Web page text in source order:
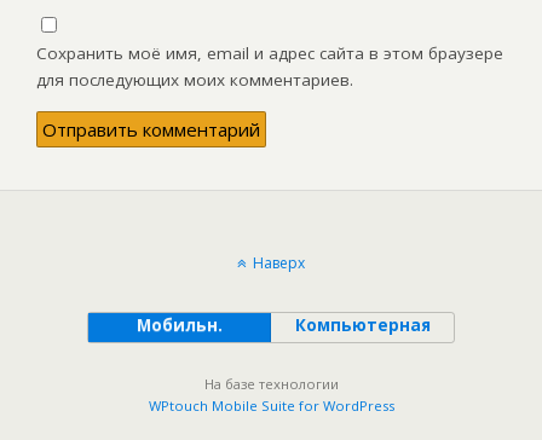
Сохранить моё имя, email и адрес сайта в этом браузере
для последующих моих комментариев.
Наверх
Мобильн. Компьютерная
На базе технологии
WPtouch Mobile Suite for WordPress